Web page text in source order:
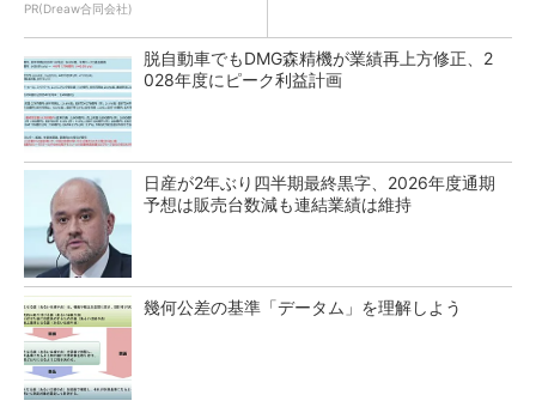
PR(Dreaw合同会社)
脱自動車でもDMG森精機が業績再上方修正、2
028年度にピーク利益計画
日産が2年ぶり四半期最終黒字、2026年度通期
予想は販売台数減も連結業績は維持
幾何公差の基準「データム」を理解しよう